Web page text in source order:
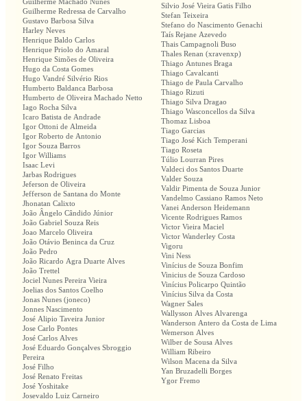
Guilherme Machado Nunes
Guilherme Redressa de Carvalho
Gustavo Barbosa Silva
Harley Neves
Henrique Baldo Carlos
Henrique Priolo do Amaral
Henrique Simões de Oliveira
Hugo da Costa Gomes
Hugo Vandré Silvério Rios
Humberto Baldanca Barbosa
Humberto de Oliveira Machado Netto
Iago Rocha Silva
Icaro Batista de Andrade
Igor Ottoni de Almeida
Igor Roberto de Antonio
Igor Souza Barros
Igor Williams
Isaac Levi
Jarbas Rodrigues
Jeferson de Oliveira
Jefferson de Santana do Monte
Jhonatan Calixto
João Ângelo Cândido Júnior
João Gabriel Souza Reis
Joao Marcelo Oliveira
João Otávio Beninca da Cruz
João Pedro
João Ricardo Agra Duarte Alves
João Trettel
Jociel Nunes Pereira Vieira
Joelias dos Santos Coelho
Jonas Nunes (joneco)
Jonnes Nascimento
José Alipio Taveira Junior
Jose Carlo Pontes
José Carlos Alves
José Eduardo Gonçalves Sbroggio
Pereira
José Filho
José Renato Freitas
José Yoshitake
Josevaldo Luiz Carneiro
Silvio José Vieira Gatis Filho
Stefan Teixeira
Stefano do Nascimento Genachi
Taís Rejane Azevedo
Thais Campagnoli Buso
Thales Renan (xravenxp)
Thiago Antunes Braga
Thiago Cavalcanti
Thiago de Paula Carvalho
Thiago Rizuti
Thiago Silva Dragao
Thiago Wasconcellos da Silva
Thomaz Lisboa
Tiago Garcias
Tiago José Kich Temperani
Tiago Roseta
Túlio Lourran Pires
Valdeci dos Santos Duarte
Valder Souza
Valdir Pimenta de Souza Junior
Vandelmo Cassiano Ramos Neto
Vanei Anderson Heidemann
Vicente Rodrigues Ramos
Victor Vieira Maciel
Victor Wanderley Costa
Vigoru
Vini Ness
Vinícius de Souza Bonfim
Vinicius de Souza Cardoso
Vinícius Policarpo Quintão
Vinícius Silva da Costa
Wagner Sales
Wallysson Alves Alvarenga
Wanderson Antero da Costa de Lima
Wemerson Alves
Wilber de Sousa Alves
William Ribeiro
Wilson Macena da Silva
Yan Bruzadelli Borges
Ygor Fremo